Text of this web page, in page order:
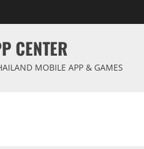
CENTER
MOBILE APP & GAMES